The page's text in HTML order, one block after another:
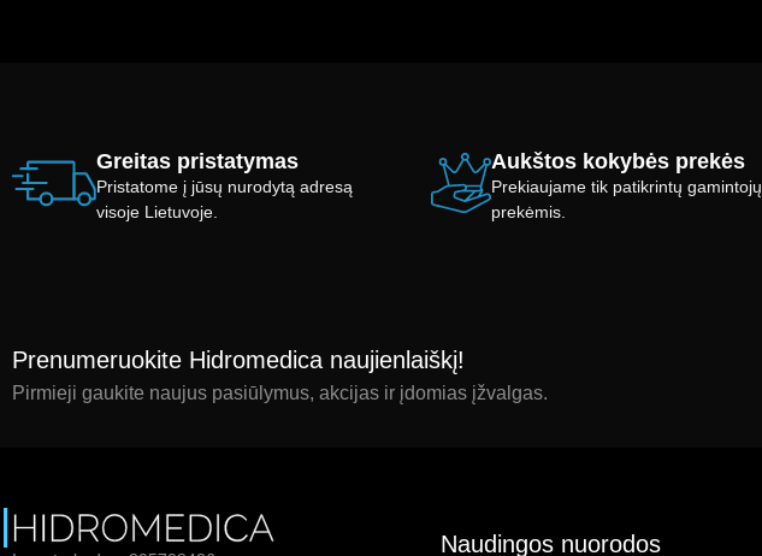
Greitas pristatymas
Pristatome į jūsų nurodytą adresą
visoje Lietuvoje.
Aukštos kokybės prekės
Prekiaujame tik patikrintų gamintojų
prekėmis.
Prenumeruokite Hidromedica naujienlaiškį!
Pirmieji gaukite naujus pasiūlymus, akcijas ir įdomias įžvalgas.
Naudingos nuorodos